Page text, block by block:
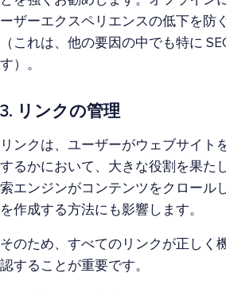
ーザーエクスペリエンスの低下を防
（これは、他の要因の中でも特に
す）。
3. リンクの管理
リンクは、ユーザーがウェブサイト
するかにおいて、大きな役割を果た
索エンジンがコンテンツをクロール
を作成する方法にも影響します。
そのため、すべてのリンクが正しく
認することが重要です。